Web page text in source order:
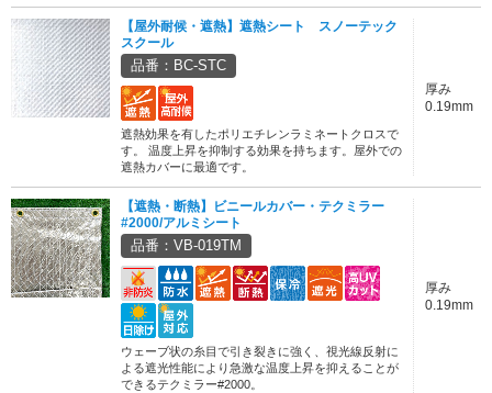
【屋外耐候・遮熱】遮熱シート スノーテック
スクール
品番：BC-STC
遮熱効果を有したポリエチレンラミネートクロスで
す。 温度上昇を抑制する効果を持ちます。屋外での
遮熱カバーに最適です。
厚み
0.19mm
【遮熱・断熱】ビニールカバー・テクミラー
#2000/アルミシート
品番：VB-019TM
ウェーブ状の糸目で引き裂きに強く、視光線反射に
よる遮光性能により急激な温度上昇を抑えることが
できるテクミラー#2000。
厚み
0.19mm